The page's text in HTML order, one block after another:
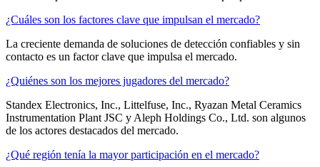
¿Cuáles son los factores clave que impulsan el mercado?
La creciente demanda de soluciones de detección confiables y sin
contacto es un factor clave que impulsa el mercado.
¿Quiénes son los mejores jugadores del mercado?
Standex Electronics, Inc., Littelfuse, Inc., Ryazan Metal Ceramics
Instrumentation Plant JSC y Aleph Holdings Co., Ltd. son algunos
de los actores destacados del mercado.
¿Qué región tenía la mayor participación en el mercado?